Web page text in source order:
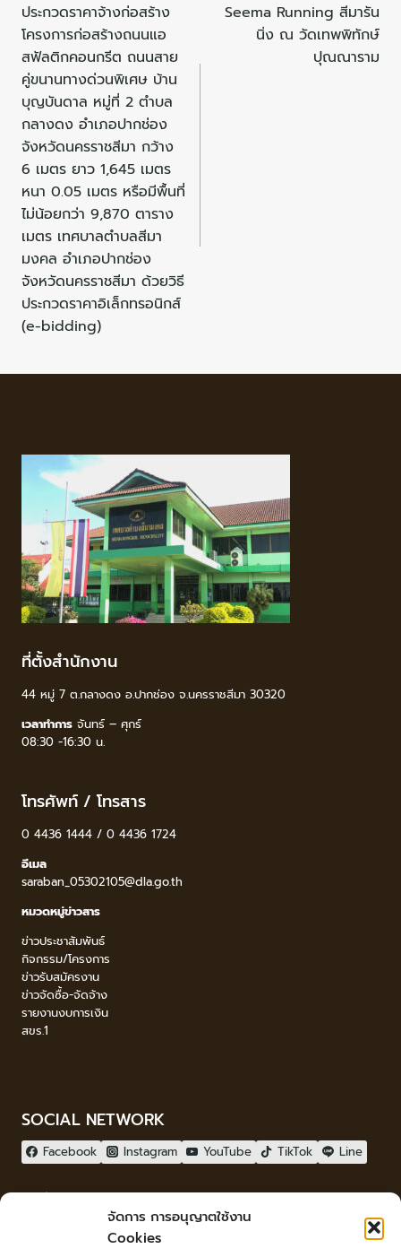
จัดการ การอนุญาตใช้งาน
Cookies
ประกวดราคาจ้างก่อสร้าง
โครงการก่อสร้างถนนแอ
สฟัลติกคอนกรีต ถนนสาย
คู่ขนานทางด่วนพิเศษ บ้าน
บุญบันดาล หมู่ที่ 2 ตำบล
กลางดง อำเภอปากช่อง
จังหวัดนครราชสีมา กว้าง
6 เมตร ยาว 1,645 เมตร
หนา 0.05 เมตร หรือมีพื้นที่
ไม่น้อยกว่า 9,870 ตาราง
เมตร เทศบาลตำบลสีมา
มงคล อำเภอปากช่อง
จังหวัดนครราชสีมา ด้วยวิธี
ประกวดราคาอิเล็กทรอนิกส์
(e-bidding)
Seema Running สีมารัน
นิ่ง ณ วัดเทพพิทักษ์
ปุณณาราม
ที่ตั้งสำนักงาน
44 หมู่ 7 ต.กลางดง อ.ปากช่อง จ.นครราชสีมา 30320
เวลาทำการ จันทร์ – ศุกร์
08:30 -16:30 น.
โทรศัพท์ / โทรสาร
0 4436 1444 / 0 4436 1724
อีเมล
saraban_05302105@dla.go.th
หมวดหมู่ข่าวสาร
ข่าวประชาสัมพันธ์
กิจกรรม/โครงการ
ข่าวรับสมัครงาน
ข่าวจัดซื้อ-จัดจ้าง
รายงานงบการเงิน
สขร.1
SOCIAL NETWORK
Facebook Instagram YouTube TikTok Line